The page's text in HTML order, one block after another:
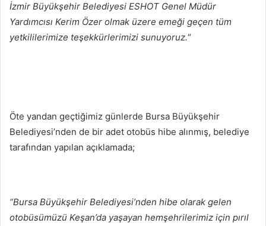
İzmir Büyükşehir Belediyesi ESHOT Genel Müdür
Yardımcısı Kerim Özer olmak üzere emeği geçen tüm
yetkililerimize teşekkürlerimizi sunuyoruz.“
Öte yandan geçtiğimiz günlerde Bursa Büyükşehir
Belediyesi’nden de bir adet otobüs hibe alınmış, belediye
tarafından yapılan açıklamada;
“Bursa Büyükşehir Belediyesi’nden hibe olarak gelen
otobüsümüzü Keşan’da yaşayan hemşehrilerimiz için pırıl